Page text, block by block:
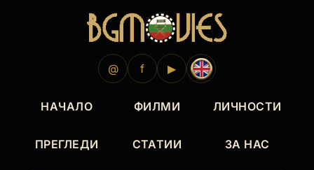
@ f ▶
НАЧАЛО ФИЛМИ ЛИЧНОСТИ
ПРЕГЛЕДИ СТАТИИ ЗА НАС